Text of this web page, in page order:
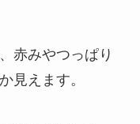
赤みやつっぱり
見えます。